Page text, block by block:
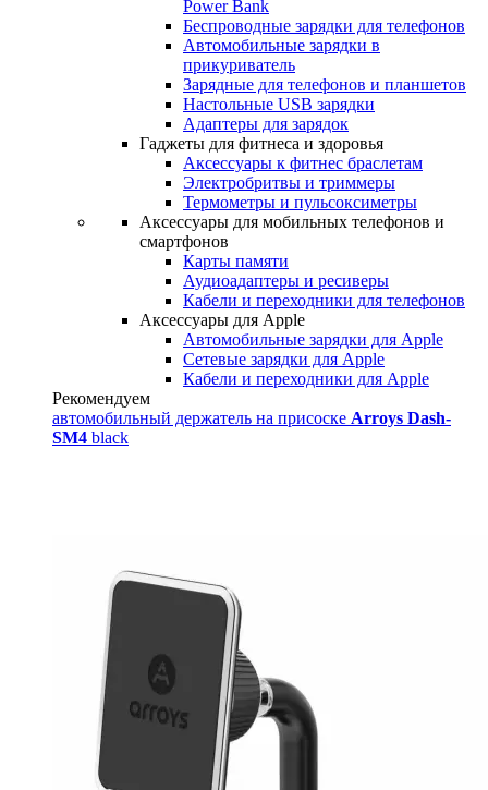
Power Bank
Беспроводные зарядки для телефонов
Автомобильные зарядки в
прикуриватель
Зарядные для телефонов и планшетов
Настольные USB зарядки
Адаптеры для зарядок
Гаджеты для фитнеса и здоровья
Аксессуары к фитнес браслетам
Электробритвы и триммеры
Термометры и пульсоксиметры
Аксессуары для мобильных телефонов и
смартфонов
Карты памяти
Аудиоадаптеры и ресиверы
Кабели и переходники для телефонов
Аксессуары для Apple
Автомобильные зарядки для Apple
Сетевые зарядки для Apple
Кабели и переходники для Apple
Рекомендуем
автомобильный держатель на присоске Arroys Dash-
SM4 black